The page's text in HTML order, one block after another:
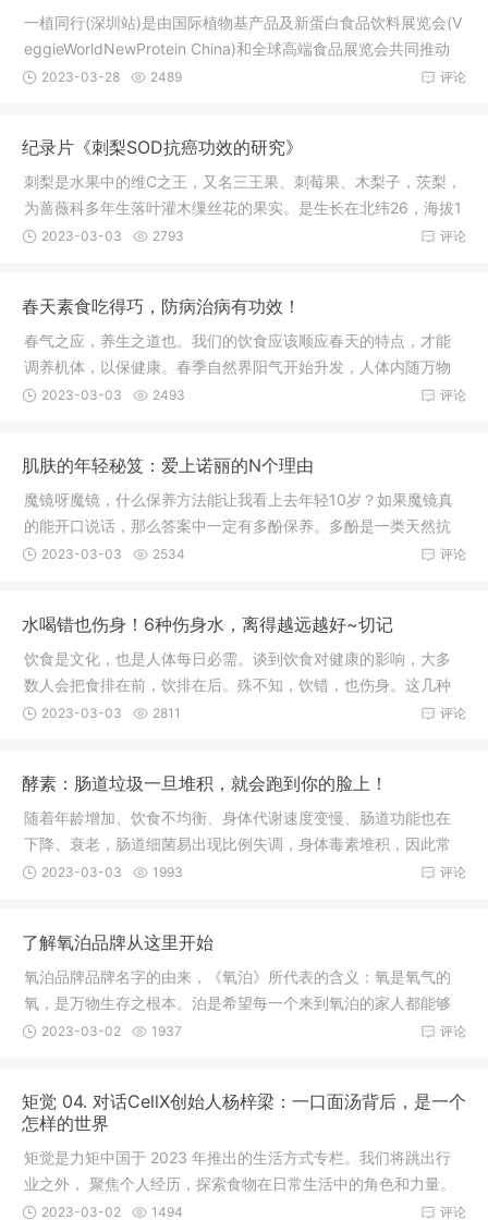
一植同行(深圳站)是由国际植物基产品及新蛋白食品饮料展览会(V
eggieWorldNewProtein China)和全球高端食品展览会共同推动
的植物
评论
2023-03-28 2489
纪录片《刺梨SOD抗癌功效的研究》
刺梨是水果中的维C之王，又名三王果、刺莓果、木梨子，茨梨，
为蔷薇科多年生落叶灌木缫丝花的果实。是生长在北纬26，海拔1
200米1
评论
2023-03-03 2793
春天素食吃得巧，防病治病有功效！
春气之应，养生之道也。我们的饮食应该顺应春天的特点，才能
调养机体，以保健康。春季自然界阳气开始升发，人体内随万物
萌发草长
评论
2023-03-03 2493
肌肤的年轻秘笈：爱上诺丽的N个理由
魔镜呀魔镜，什么保养方法能让我看上去年轻10岁？如果魔镜真
的能开口说话，那么答案中一定有多酚保养。多酚是一类天然抗
氧化物质
评论
2023-03-03 2534
水喝错也伤身！6种伤身水，离得越远越好~切记
饮食是文化，也是人体每日必需。谈到饮食对健康的影响，大多
数人会把食排在前，饮排在后。殊不知，饮错，也伤身。这几种
水要少喝
评论
2023-03-03 2811
酵素：肠道垃圾一旦堆积，就会跑到你的脸上！
随着年龄增加、饮食不均衡、身体代谢速度变慢、肠道功能也在
下降、衰老，肠道细菌易出现比例失调，身体毒素堆积，因此常
出现消化
评论
2023-03-03 1993
了解氧泊品牌从这里开始
氧泊品牌品牌名字的由来，《氧泊》所代表的含义：氧是氧气的
氧，是万物生存之根本。泊是希望每一个来到氧泊的家人都能够
停泊，找
评论
2023-03-02 1937
矩觉 04. 对话CellX创始人杨梓梁：一口面汤背后，是一个
怎样的世界
矩觉是力矩中国于 2023 年推出的生活方式专栏。我们将跳出行
业之外， 聚焦个人经历，探索食物在日常生活中的角色和力量。
在这一
评论
2023-03-02 1494